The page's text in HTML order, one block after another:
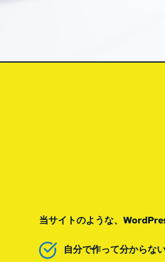
当サイトのような、
自分で作って分からな